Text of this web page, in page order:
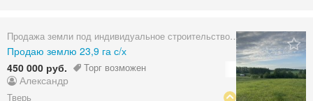
Продажа земли под индивидуальное строительство
Продаю землю 23,9 га с/х
450 000 руб.
Торг возможен
Александр
Тверь